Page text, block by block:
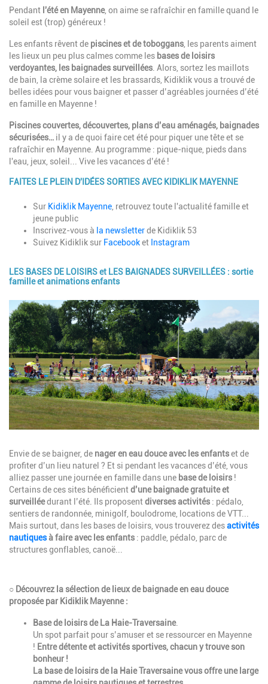
Introduction
Pendant l'été en Mayenne, on aime se rafraîchir en famille quand le
soleil est (trop) généreux !
Les enfants rêvent de piscines et de toboggans , les parents aiment
les lieux un peu plus calmes comme les bases de loisirs
verdoyantes, les baignades surveillées . Alors, sortez les maillots
de bain, la crème solaire et les brassards, Kidiklik vous a trouvé de
belles idées pour vous baigner et passer d’agréables journées d’été
en famille en Mayenne !
Piscines couvertes, découvertes, plans d’eau aménagés, baignades
sécurisées… il y a de quoi faire cet été pour piquer une tête et se
rafraîchir en Mayenne. Au programme : pique-nique, pieds dans
l'eau, jeux, soleil... Vive les vacances d’été !
Paragraphes
FAITES LE PLEIN D'IDÉES SORTIES AVEC KIDIKLIK MAYENNE
Description
Sur Kidiklik Mayenne , retrouvez toute l'actualité famille et
jeune public
Inscrivez-vous à la newsletterde Kidiklik 53
Suivez Kidiklik sur Facebooket Instagram
LES BASES DE LOISIRS et LES BAIGNADES SURVEILLÉES : sortie
famille et animations enfants
Image
Description
Envie de se baigner, de nager en eau douce avec les enfantset de
profiter d’un lieu naturel ? Et si pendant les vacances d’été, vous
alliez passer une journée en famille dans une base de loisirs !
Certains de ces sites bénéficientd’une baignade gratuite et
surveilléedurant l’été. Ils proposentdiverses activités : pédalo,
sentiers de randonnée, minigolf, boulodrome, locations de VTT...
Mais surtout, dans les bases de loisirs, vous trouverez desactivités
nautiquesà faire avec les enfants : paddle, pédalo, parc de
structures gonflables, canoë...
Description
○ Découvrez la sélection de lieux de baignade en eau douce
proposée par Kidiklik Mayenne :
Base de loisirs de La Haie-Traversaine.
Un spot parfait pour s’amuser et se ressourcer en Mayenne
! Entre détente et activités sportives, chacun y trouve son
bonheur !
La base de loisirs de la Haie Traversaine vous offre une large